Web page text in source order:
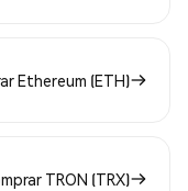
Ethereum (ETH)
TRON (TRX)